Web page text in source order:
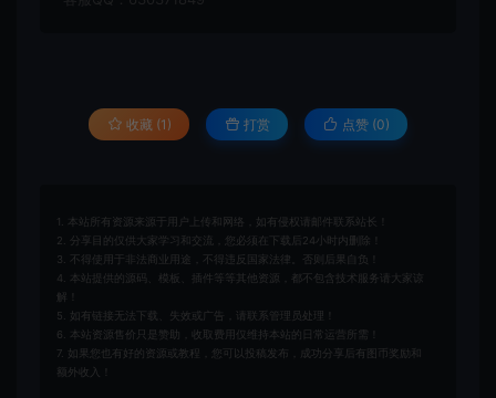
收藏 (1) 打赏 点赞 (0)
1. 本站所有资源来源于用户上传和网络，如有侵权请邮件联系站长！
2. 分享目的仅供大家学习和交流，您必须在下载后24小时内删除！
3. 不得使用于非法商业用途，不得违反国家法律。否则后果自负！
4. 本站提供的源码、模板、插件等等其他资源，都不包含技术服务请大家谅
解！
5. 如有链接无法下载、失效或广告，请联系管理员处理！
6. 本站资源售价只是赞助，收取费用仅维持本站的日常运营所需！
7. 如果您也有好的资源或教程，您可以投稿发布，成功分享后有图币奖励和
额外收入！